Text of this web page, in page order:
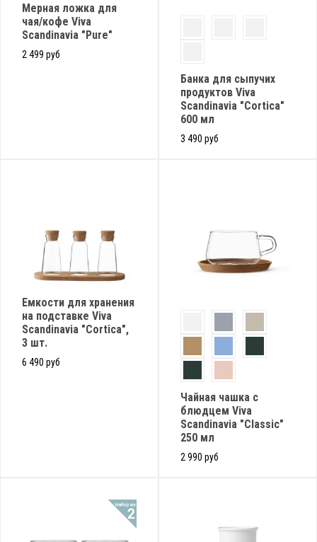
Мерная ложка для
чая/кофе Viva
Scandinavia "Pure"
2 499 руб
Банка для сыпучих
продуктов Viva
Scandinavia "Cortica"
600 мл
3 490 руб
Емкости для хранения
на подставке Viva
Scandinavia "Cortica",
3 шт.
6 490 руб
Чайная чашка с
блюдцем Viva
Scandinavia "Classic"
250 мл
2 990 руб